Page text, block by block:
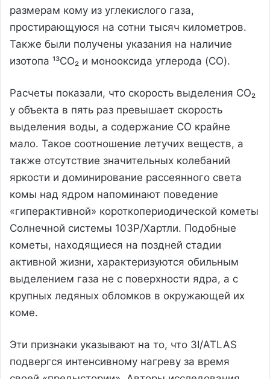
размерам кому из углекислого газа,
простирающуюся на сотни тысяч километров.
Также были получены указания на наличие
изотопа ¹³CO₂ и монооксида углерода (CO).
Расчеты показали, что скорость выделения CO₂
у объекта в пять раз превышает скорость
выделения воды, а содержание CO крайне
мало. Такое соотношение летучих веществ, а
также отсутствие значительных колебаний
яркости и доминирование рассеянного света
комы над ядром напоминают поведение
«гиперактивной» короткопериодической кометы
Солнечной системы 103P/Хартли. Подобные
кометы, находящиеся на поздней стадии
активной жизни, характеризуются обильным
выделением газа не с поверхности ядра, а с
крупных ледяных обломков в окружающей их
коме.
Эти признаки указывают на то, что 3I/ATLAS
подвергся интенсивному нагреву за время